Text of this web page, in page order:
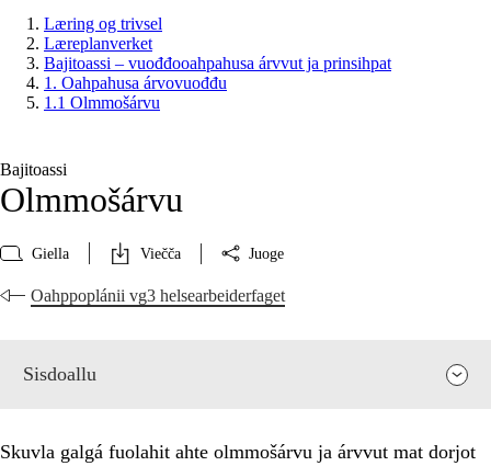
Læring og trivsel
Læreplanverket
Bajitoassi – vuođđooahpahusa árvvut ja prinsihpat
1. Oahpahusa árvovuođđu
1.1 Olmmošárvu
Bajitoassi
Olmmošárvu
Giella Viečča Juoge
Oahppoplánii vg3 helsearbeiderfaget
Sisdoallu
Skuvla galgá fuolahit ahte olmmošárvu ja árvvut mat dorjot